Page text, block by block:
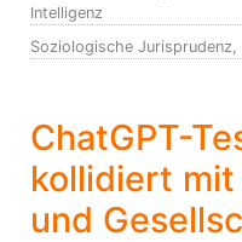
Intelligenz
Soziologische
ChatGPT-
kollidiert
und